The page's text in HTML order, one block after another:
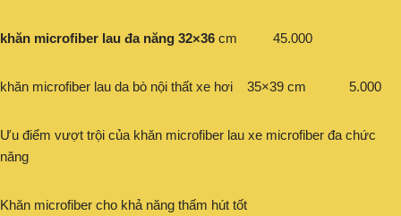
khăn microfiber lau đa năng 32×36 cm 45.000
khăn microfiber lau da bò nội thất xe hơi 35×39 cm 5.000
Ưu điểm vượt trội của khăn microfiber lau xe microfiber đa chức
năng
Khăn microfiber cho khả năng thấm hút tốt